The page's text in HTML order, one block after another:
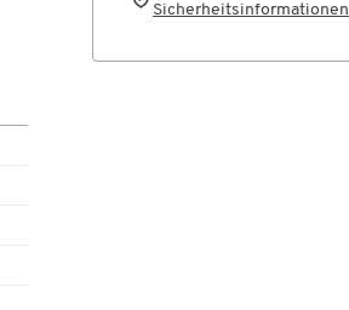
Sicherheitsinformationen